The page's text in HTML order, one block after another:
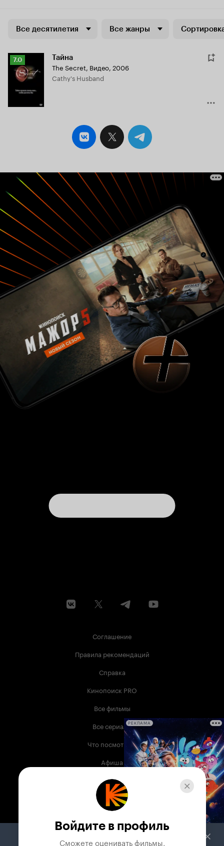
Все десятилетия Все жанры
Рейтинг
Кинопоиска
7.0
7.0 Тайна
The Secret, Видео, 2006
Cathy's Husband
Соглашение
Правила рекомендаций
Справка
Кинопоиск PRO
Все фильмы
Все сериалы
Что посмотреть
Афиша
Музыка
Телепрограмма
Служба поддержки
РЕКЛАМА
Войдите в профиль
Сможете оценивать фильмы,